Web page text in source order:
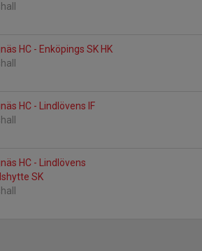
HC - Enköpings SK HK
HC - Lindlövens IF
HC - Lindlövens
SK